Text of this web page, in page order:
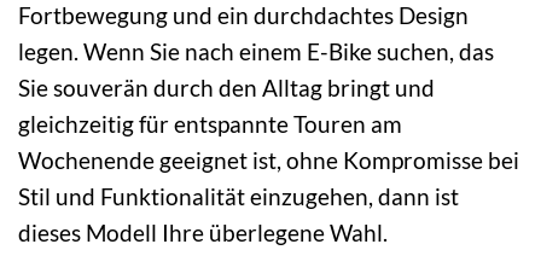
Fortbewegung und ein durchdachtes Design
legen. Wenn Sie nach einem E-Bike suchen, das
Sie souverän durch den Alltag bringt und
gleichzeitig für entspannte Touren am
Wochenende geeignet ist, ohne Kompromisse bei
Stil und Funktionalität einzugehen, dann ist
dieses Modell Ihre überlegene Wahl.